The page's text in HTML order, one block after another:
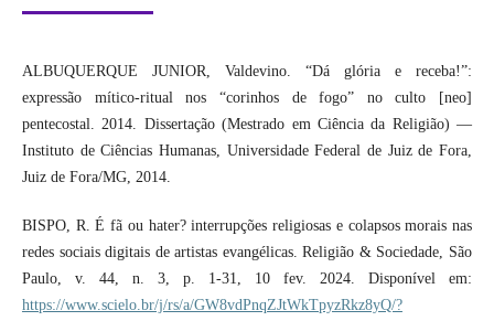
ALBUQUERQUE JUNIOR, Valdevino. “Dá glória e receba!”:
expressão mítico-ritual nos “corinhos de fogo” no culto [neo]
pentecostal. 2014. Dissertação (Mestrado em Ciência da Religião) —
Instituto de Ciências Humanas, Universidade Federal de Juiz de Fora,
Juiz de Fora/MG, 2014.
BISPO, R. É fã ou hater? interrupções religiosas e colapsos morais nas
redes sociais digitais de artistas evangélicas. Religião & Sociedade, São
Paulo, v. 44, n. 3, p. 1-31, 10 fev. 2024. Disponível em:
https://www.scielo.br/j/rs/a/GW8vdPnqZJtWkTpyzRkz8yQ/?